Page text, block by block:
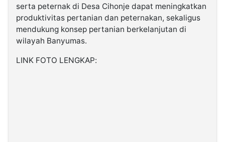
serta peternak di Desa Cihonje dapat meningkatkan
produktivitas pertanian dan peternakan, sekaligus
mendukung konsep pertanian berkelanjutan di
wilayah Banyumas.
LINK FOTO LENGKAP: